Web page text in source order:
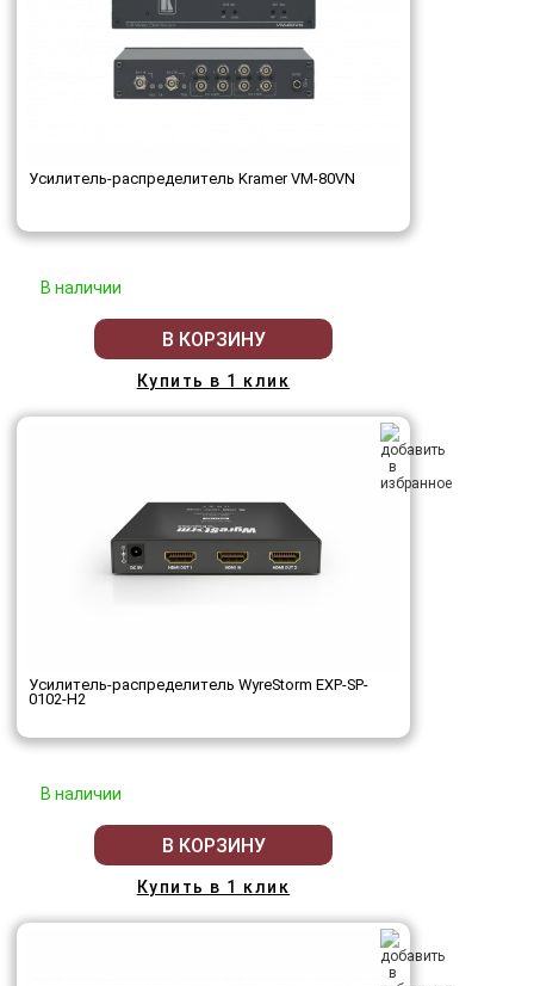
Усилитель-распределитель Kramer VM-80VN
В наличии
В КОРЗИНУ
Купить в 1 клик
Усилитель-распределитель WyreStorm EXP-SP-
0102-H2
В наличии
В КОРЗИНУ
Купить в 1 клик